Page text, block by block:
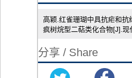
高颖.红雀珊瑚中具抗疟和
疯树烷型二萜类化合物[J].
分享 / Share